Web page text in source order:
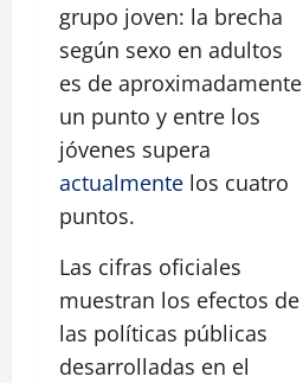
grupo joven: la brecha
según sexo en adultos
es de aproximadamente
un punto y entre los
jóvenes supera
actualmente los cuatro
puntos.
Las cifras oficiales
muestran los efectos de
las políticas públicas
desarrolladas en el